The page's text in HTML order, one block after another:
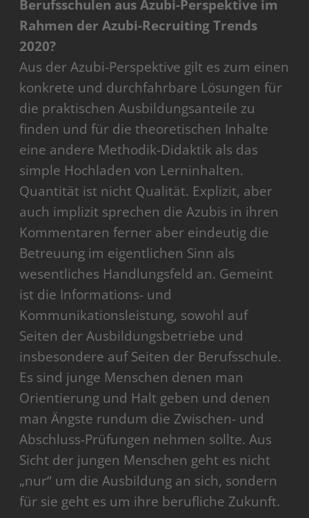
Berufsschulen aus Azubi-Perspektive im
Rahmen der Azubi-Recruiting Trends
2020?
Aus der Azubi-Perspektive gilt es zum einen
konkrete und durchfahrbare Lösungen für
die praktischen Ausbildungsanteile zu
finden und für die theoretischen Inhalte
eine andere Methodik-Didaktik als das
simple Hochladen von Lerninhalten.
Quantität ist nicht Qualität. Explizit, aber
auch implizit sprechen die Azubis in ihren
Kommentaren ferner aber eindeutig die
Betreuung im eigentlichen Sinn als
wesentliches Handlungsfeld an. Gemeint
ist die Informations- und
Kommunikationsleistung, sowohl auf
Seiten der Ausbildungsbetriebe und
insbesondere auf Seiten der Berufsschule.
Es sind junge Menschen denen man
Orientierung und Halt geben und denen
man Ängste rundum die Zwischen- und
Abschluss-Prüfungen nehmen sollte. Aus
Sicht der jungen Menschen geht es nicht
„nur“ um die Ausbildung an sich, sondern
für sie geht es um ihre berufliche Zukunft.